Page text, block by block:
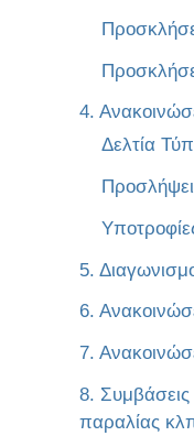
4.
Δελτία
5.
6.
7.
8.
παραλίας